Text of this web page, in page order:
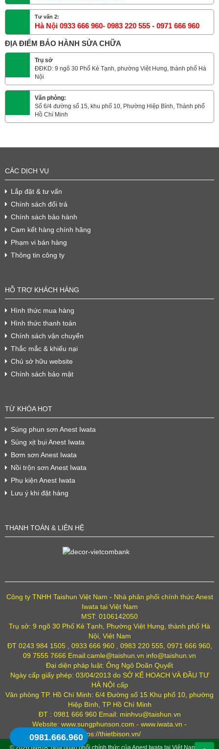
Tư vấn 2:
Hà Nội 0933 666 960- 0983 220 555 - 0971 666 960
ĐỊA ĐIỂM BẢO HÀNH SỬA CHỮA
Trụ sở
ĐĐKD: 9 ngõ 30 Phố Kẻ Tạnh, phường Việt Hưng, thành phố Hà
Nội
Văn phòng:
Số 6/4 đường số 15, khu phố 10, Phường Hiệp Bình, Thành phố
Hồ Chí Minh
CÁC DỊCH VỤ
Lắp đặt & tư vấn
Chính sách đổi trả
Chính sách bảo hành
Cam kết hàng chính hãng
Phạm vi bán hàng
Thông tin công ty
HỖ TRỢ KHÁCH HÀNG
Hình thức mua hàng
Hình thức thanh toán
Chính sách vận chuyển
Thắc mắc & khiếu nại
Chủ sở hữu website
Chính sách bảo mật
TỪ KHÓA HOT
Súng phun sơn Anest Iwata
Súng xịt bụi Anest Iwata
Bơm sơn Anest Iwata
Nồi trộn sơn Anest Iwata
Phụ kiện Anest Iwata
Lưu ý khi đặt hàng
THANH TOÁN & LIÊN HỆ
Công ty TNHH Taishun Việt Nam - Nhà phân phối chính thức Anest
Iwata tại Việt Nam
MST: 0106142050
Trụ sở: 9 ngõ 30 Phố Kẻ Tạnh, Phường Việt Hưng, thành phố Hà
Nội, Việt Nam
ĐT 0243 984 1505 , 0933 666 960 , 0983 220 555, 0971 666 960,
09 7555 7666 Email:camle@taishun.vn info@taishun.vn
Đại diện pháp luật: Ông Ngô Doãn Quyết
Ngày cấp giấy phép: 03/04/2013 do SỞ KẾ HOẠCH VÀ ĐẦU TƯ
HÀ NỘI cấp
Văn phòng TP. Hồ Chí Minh: 6/4 Đường số 15 Khu phố 10, phường
Hiệp Bình, TP Hồ Chí Minh
ĐT : 0981 666 960 Email: minhvu@taishun.vn
Website: www.sungphunson.com - www.iwata.vn -
https://thietbison.vn/
© 2026IWATA. Nhà phân phối chính thức của Anest Iwata tại Việt Nam .
0981.666.960